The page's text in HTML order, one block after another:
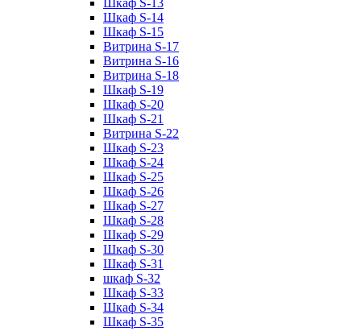
Шкаф S-13
Шкаф S-14
Шкаф S-15
Витрина S-17
Витрина S-16
Витрина S-18
Шкаф S-19
Шкаф S-20
Шкаф S-21
Витрина S-22
Шкаф S-23
Шкаф S-24
Шкаф S-25
Шкаф S-26
Шкаф S-27
Шкаф S-28
Шкаф S-29
Шкаф S-30
Шкаф S-31
шкаф S-32
Шкаф S-33
Шкаф S-34
Шкаф S-35